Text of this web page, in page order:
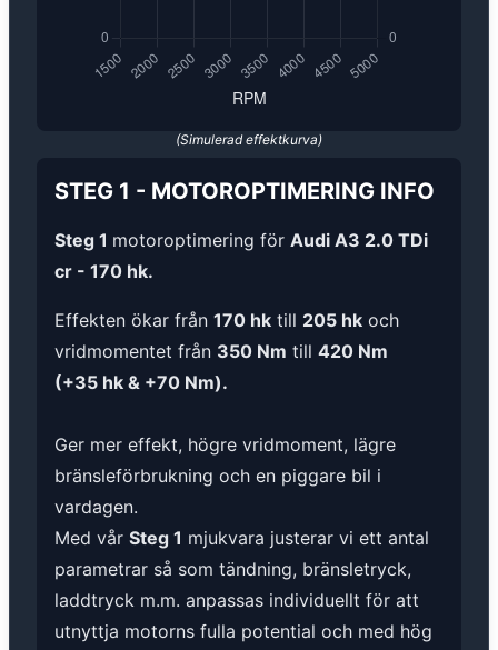
(Simulerad effektkurva)
STEG 1 - MOTOROPTIMERING INFO
Steg 1 motoroptimering för Audi A3 2.0 TDi
cr - 170 hk.
Effekten ökar från 170 hk till 205 hk och
vridmomentet från 350 Nm till 420 Nm
(+35 hk & +70 Nm).
Ger mer effekt, högre vridmoment, lägre
bränsleförbrukning och en piggare bil i
vardagen.
Med vår Steg 1 mjukvara justerar vi ett antal
parametrar så som tändning, bränsletryck,
laddtryck m.m. anpassas individuellt för att
utnyttja motorns fulla potential och med hög